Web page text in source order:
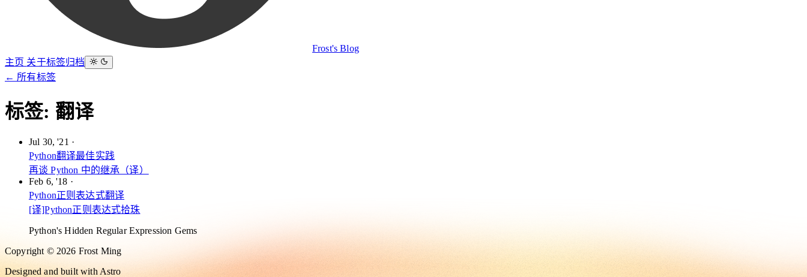
Frost's Blog
主页 关于标签归档
← 所有标签
标签: 翻译
Jul 30, '21 ·
Python翻译最佳实践
再谈 Python 中的继承（译）
Feb 6, '18 ·
Python正则表达式翻译
[译]Python正则表达式拾珠
Python's Hidden Regular Expression Gems
Copyright © 2026 Frost Ming
Designed and built with Astro